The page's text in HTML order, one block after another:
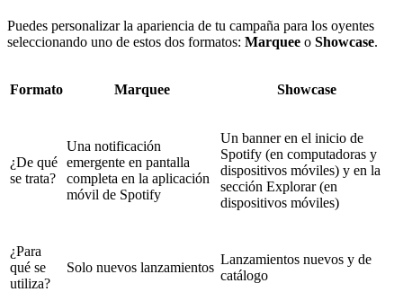
Puedes personalizar la apariencia de tu campaña para los oyentes
seleccionando uno de estos dos formatos: Marquee o Showcase.
Formato Marquee Showcase
¿De qué
se trata?
Una notificación
emergente en pantalla
completa en la aplicación
móvil de Spotify
Un banner en el inicio de
Spotify (en computadoras y
dispositivos móviles) y en la
sección Explorar (en
dispositivos móviles)
¿Para
qué se
utiliza?
Solo nuevos lanzamientos
Lanzamientos nuevos y de
catálogo